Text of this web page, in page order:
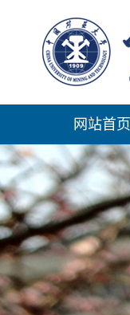
网站首页